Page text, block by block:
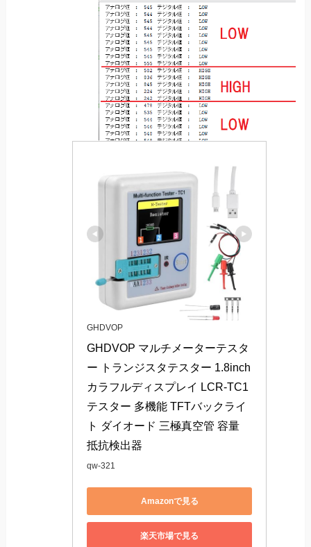
GHDVOP
GHDVOP マルチメーターテスタ
ー トランジスタテスター 1.8inch
カラフルディスプレイ LCR-TC1
テスター 多機能 TFTバックライ
ト ダイオード 三極真空管 容量
抵抗検出器
qw-321
Amazonで見る
楽天市場で見る